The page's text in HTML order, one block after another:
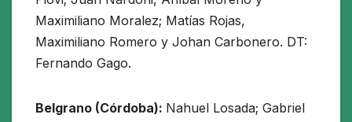
Maximiliano Moralez; Matías Rojas,
Maximiliano Romero y Johan Carbonero. DT:
Fernando Gago.
Belgrano (Córdoba): Nahuel Losada; Gabriel